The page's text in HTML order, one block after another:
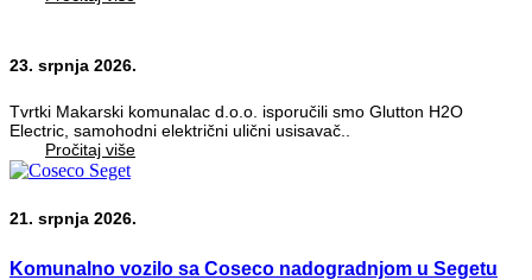
23. srpnja 2026.
Tvrtki Makarski komunalac d.o.o. isporučili smo Glutton H2O
Electric, samohodni električni ulični usisavač..
Pročitaj više
21. srpnja 2026.
Komunalno vozilo sa Coseco nadogradnjom u Segetu